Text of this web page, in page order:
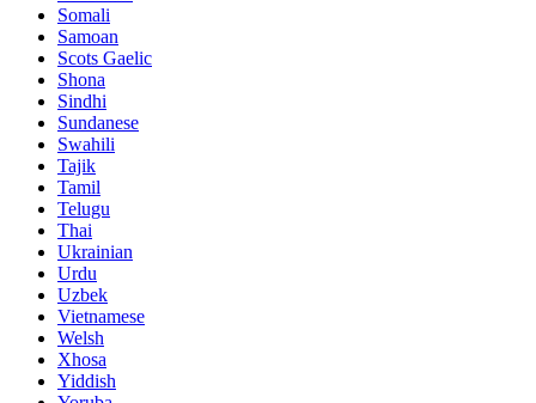
Somali
Samoan
Scots Gaelic
Shona
Sindhi
Sundanese
Swahili
Tajik
Tamil
Telugu
Thai
Ukrainian
Urdu
Uzbek
Vietnamese
Welsh
Xhosa
Yiddish